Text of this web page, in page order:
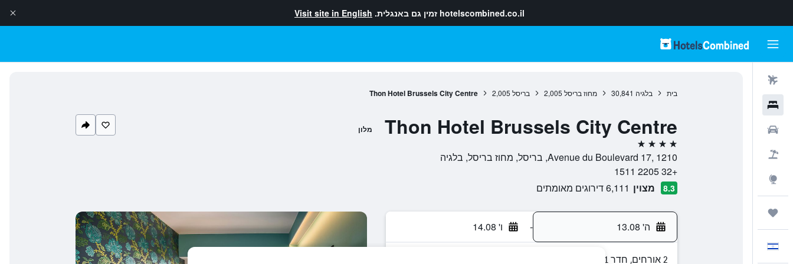
hotelscombined.co.il זמין גם באנגלית. Visit site in English
בית בלגיה 30,841 מחוז בריסל 2,005 בריסל 2,005
Thon Hotel Brussels City Centre
Thon Hotel Brussels City Centre מלון
4 כוכבים
Avenue du Boulevard 17, 1210, בריסל, מחוז בריסל, בלגיה
+32 2205 1511
8.3 מצוין 6,111 דירוגים מאומתים
ה' 13.08 - ו' 14.08
2 אורחים, חדר 1